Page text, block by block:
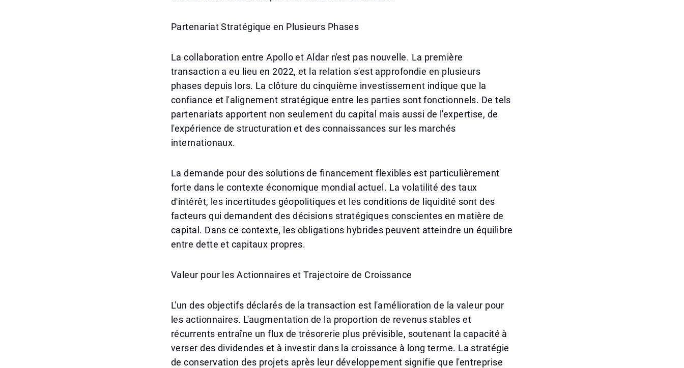
Partenariat Stratégique en Plusieurs Phases
La collaboration entre Apollo et Aldar n'est pas nouvelle. La première
transaction a eu lieu en 2022, et la relation s'est approfondie en plusieurs
phases depuis lors. La clôture du cinquième investissement indique que la
confiance et l'alignement stratégique entre les parties sont fonctionnels. De tels
partenariats apportent non seulement du capital mais aussi de l'expertise, de
l'expérience de structuration et des connaissances sur les marchés
internationaux.
La demande pour des solutions de financement flexibles est particulièrement
forte dans le contexte économique mondial actuel. La volatilité des taux
d'intérêt, les incertitudes géopolitiques et les conditions de liquidité sont des
facteurs qui demandent des décisions stratégiques conscientes en matière de
capital. Dans ce contexte, les obligations hybrides peuvent atteindre un équilibre
entre dette et capitaux propres.
Valeur pour les Actionnaires et Trajectoire de Croissance
L'un des objectifs déclarés de la transaction est l'amélioration de la valeur pour
les actionnaires. L'augmentation de la proportion de revenus stables et
récurrents entraîne un flux de trésorerie plus prévisible, soutenant la capacité à
verser des dividendes et à investir dans la croissance à long terme. La stratégie
de conservation des projets après leur développement signifie que l'entreprise